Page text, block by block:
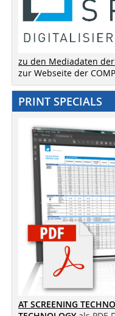
zu den Mediadaten der
zur Webseite der
PRINT SPECIALS
AT SCREENING